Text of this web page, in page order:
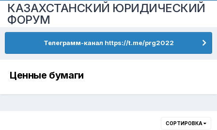
КАЗАХСТАНСКИЙ ЮРИДИЧЕСКИЙ
ФОРУМ
Телеграмм-канал https://t.me/prg2022
Ценные бумаги
СОРТИРОВКА